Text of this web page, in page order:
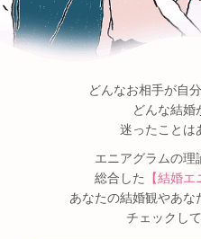
どんなお相手が自
どんな結婚
迷ったことは
エニアグラムの理
総合した
【結婚
あなたの結婚観やあな
チェックし